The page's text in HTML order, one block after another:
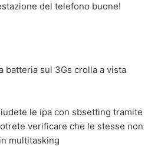
del telefono buone!
batteria sul 3Gs crolla a vista
le ipa con sbsetting tramite
verificare che le stesse non
multitasking